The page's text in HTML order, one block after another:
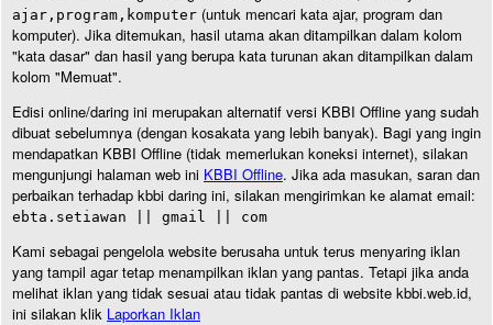
ajar,program,komputer (untuk mencari kata ajar, program dan
komputer). Jika ditemukan, hasil utama akan ditampilkan dalam kolom
"kata dasar" dan hasil yang berupa kata turunan akan ditampilkan dalam
kolom "Memuat".
Edisi online/daring ini merupakan alternatif versi KBBI Offline yang sudah
dibuat sebelumnya (dengan kosakata yang lebih banyak). Bagi yang ingin
mendapatkan KBBI Offline (tidak memerlukan koneksi internet), silakan
mengunjungi halaman web ini KBBI Offline. Jika ada masukan, saran dan
perbaikan terhadap kbbi daring ini, silakan mengirimkan ke alamat email:
ebta.setiawan || gmail || com
Kami sebagai pengelola website berusaha untuk terus menyaring iklan
yang tampil agar tetap menampilkan iklan yang pantas. Tetapi jika anda
melihat iklan yang tidak sesuai atau tidak pantas di website kbbi.web.id,
ini silakan klik Laporkan Iklan